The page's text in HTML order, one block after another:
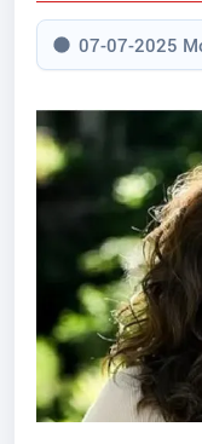
07-07-2025